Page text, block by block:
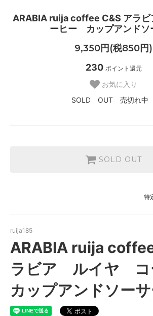
ARABIA ruija coffee C&S アラ
ーヒー カップアンドソ
9,350円(税850円)
230 ポイント還元
お気に入り
SOLD OUT 売切れ中
SOLD OUT
特
ruija185
ARABIA ruija
ラビア ルイヤ コ
カップアンドソー